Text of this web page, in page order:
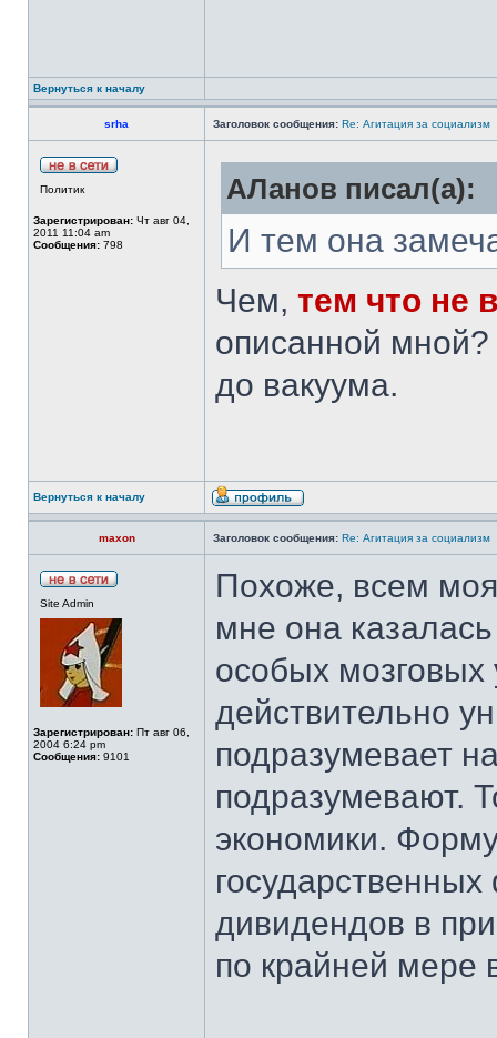
Вернуться к началу
srha Заголовок сообщения: Re: Агитация за социализм
Политик
Зарегистрирован: Чт авг 04,
2011 11:04 am
Сообщения: 798
АЛанов писал(а):
И тем она
Чем, тем что не
описанной
до вакуума.
Вернуться к началу
maxon Заголовок сообщения: Re: Агитация за социализм
Site Admin
Зарегистрирован: Пт авг 06,
2004 6:24 pm
Сообщения: 9101
Похоже, всем
мне она
особых мозговых
действительно
подразумевает
подразумевают.
экономики.
дивидендов в
по крайней мере